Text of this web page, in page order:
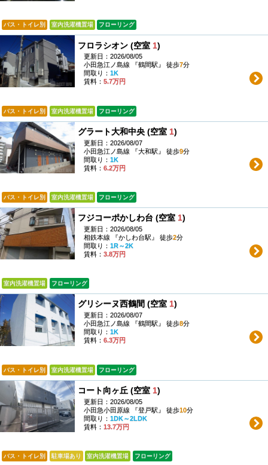
バス・トイレ別 室内洗濯機置場 フローリング
フロラシオン (空室 1)
更新日：2026/08/05
小田急江ノ島線 『鶴間駅』 徒歩7分
間取り： 1K
賃料： 5.7万円
バス・トイレ別 室内洗濯機置場 フローリング
グラート大和中央 (空室 1)
更新日：2026/08/07
小田急江ノ島線 『大和駅』 徒歩9分
間取り： 1K
賃料： 6.2万円
バス・トイレ別 室内洗濯機置場 フローリング
フジコーポかしわ台 (空室 1)
更新日：2026/08/05
相鉄本線 『かしわ台駅』 徒歩2分
間取り： 1R～2K
賃料： 3.8万円
室内洗濯機置場 フローリング
グリシーヌ西鶴間 (空室 1)
更新日：2026/08/07
小田急江ノ島線 『鶴間駅』 徒歩8分
間取り： 1K
賃料： 6.3万円
バス・トイレ別 室内洗濯機置場 フローリング
コート向ヶ丘 (空室 1)
更新日：2026/08/05
小田急小田原線 『登戸駅』 徒歩10分
間取り： 1DK～2LDK
賃料： 13.7万円
バス・トイレ別 駐車場あり 室内洗濯機置場 フローリング